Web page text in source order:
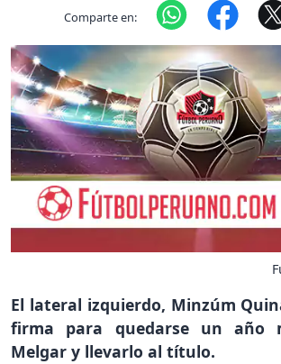
Comparte en:
El lateral izquierdo, Minzúm
firma para quedarse un año
Melgar y llevarlo al título.